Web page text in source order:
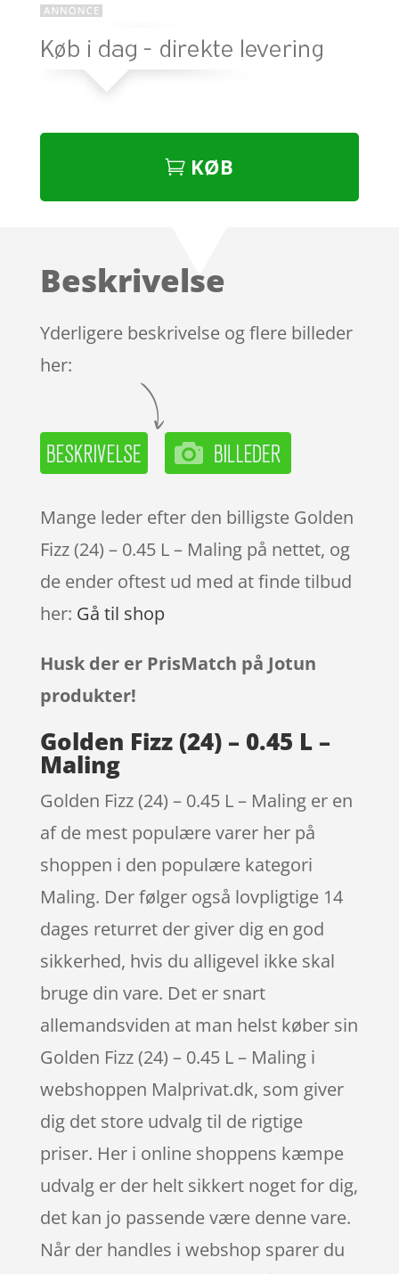
KØB
Beskrivelse
Yderligere beskrivelse og flere billeder
her:
Mange leder efter den billigste Golden
Fizz (24) – 0.45 L – Maling på nettet, og
de ender oftest ud med at finde tilbud
her: Gå til shop
Husk der er PrisMatch på Jotun
produkter!
Golden Fizz (24) – 0.45 L –
Maling
Golden Fizz (24) – 0.45 L – Maling er en
af de mest populære varer her på
shoppen i den populære kategori
Maling. Der følger også lovpligtige 14
dages returret der giver dig en god
sikkerhed, hvis du alligevel ikke skal
bruge din vare. Det er snart
allemandsviden at man helst køber sin
Golden Fizz (24) – 0.45 L – Maling i
webshoppen Malprivat.dk, som giver
dig det store udvalg til de rigtige
priser. Her i online shoppens kæmpe
udvalg er der helt sikkert noget for dig,
det kan jo passende være denne vare.
Når der handles i webshop sparer du